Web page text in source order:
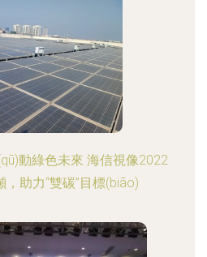
動綠色未來 海信視像2022
助力“雙碳”目標(biāo)